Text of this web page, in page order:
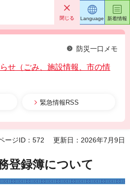
閉じる
防災一口メモ
せ（ごみ、施設情報、市の情
緊急情報RSS
Language 新着情報
ージID：572 更新日：2026年7月9日
登録簿について